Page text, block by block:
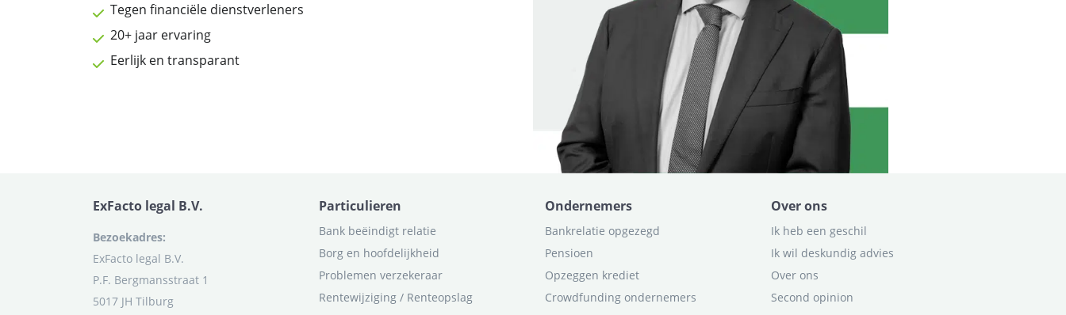
Tegen financiële dienstverleners
20+ jaar ervaring
Eerlijk en transparant
ExFacto legal B.V.
Bezoekadres:
ExFacto legal B.V.
P.F. Bergmansstraat 1
5017 JH Tilburg
Particulieren
Bank beëindigt relatie
Borg en hoofdelijkheid
Problemen verzekeraar
Rentewijziging / Renteopslag
Ondernemers
Bankrelatie opgezegd
Pensioen
Opzeggen krediet
Crowdfunding ondernemers
Over ons
Ik heb een geschil
Ik wil deskundig advies
Over ons
Second opinion